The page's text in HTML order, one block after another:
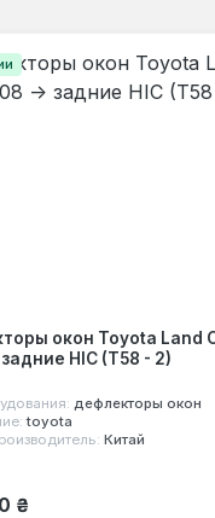
окон Toyota Land
HIC (T58 - 2)
дефлекторы окон
toyota
Китай
цена:
₴